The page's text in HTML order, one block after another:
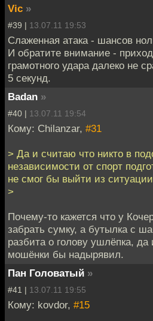
Vic »
#39 | 13.07.11 19:53
Слаженная атака - шансов
И обратите внимание -
грамотного удара далеко не
5 секунд.
Badan »
#40 | 13.07.11 19:54
Кому: Chilanzar, #31
> Да и считаю что никто в
независимости от спорт
не смог бы выйти из
>
Почему-то кажется что у
забрать сумку, а бутылка с
разбита о голову ушлёпка,
мошёнки бы надырявил.
Пан Головатый »
#41 | 13.07.11 19:55
Кому: kovdor, #15